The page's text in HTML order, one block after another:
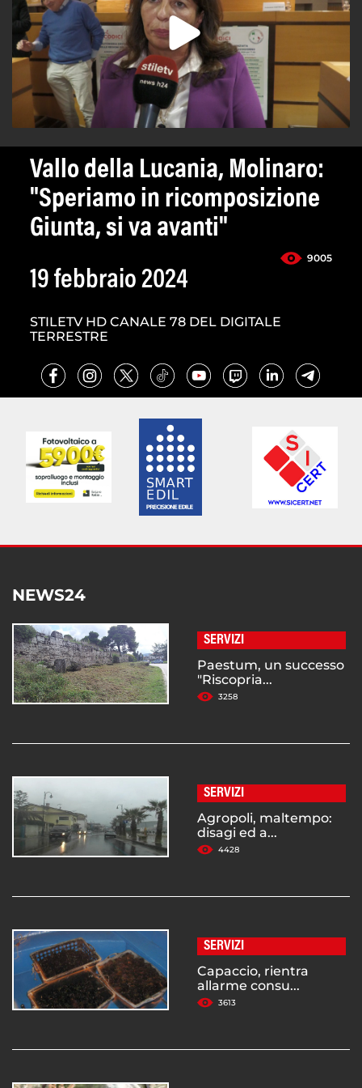
Vallo della Lucania, Molinaro:
"Speriamo in ricomposizione
Giunta, si va avanti"
9005
19 febbraio 2024
STILETV HD CANALE 78 DEL DIGITALE
TERRESTRE
NEWS24
SERVIZI
Paestum, un successo
"Riscopria...
3258
SERVIZI
Agropoli, maltempo:
disagi ed a...
4428
SERVIZI
Capaccio, rientra
allarme consu...
3613